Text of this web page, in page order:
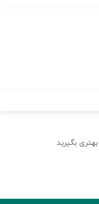
بگیرید